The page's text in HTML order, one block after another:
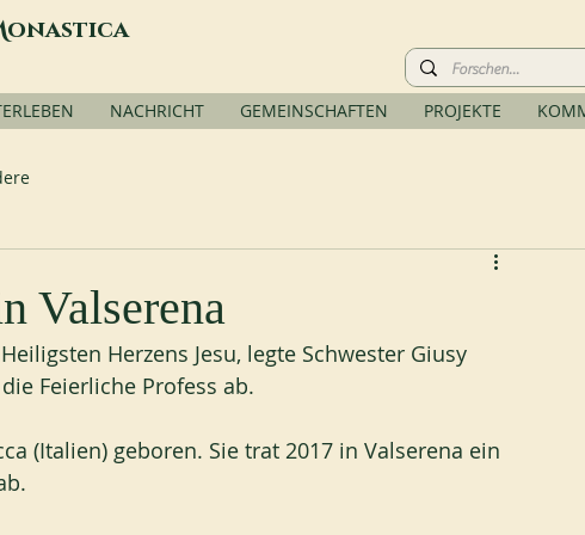
onastica
NACHRICHT GEMEINSCHAFTEN PROJEKTE
Valserena
Herzens Jesu, legte Schwester Giusy
Feierliche Profess ab.
(Italien) geboren. Sie trat 2017 in Valserena ein